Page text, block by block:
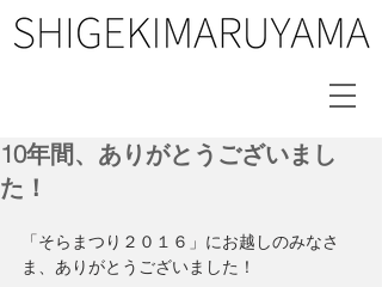
10年間、ありがとうございまし
た！
「そらまつり２０１６」にお越しのみなさ
ま、ありがとうございました！